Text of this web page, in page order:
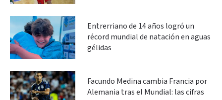
Entrerriano de 14 años logró un
récord mundial de natación en aguas
gélidas
Facundo Medina cambia Francia por
Alemania tras el Mundial: las cifras